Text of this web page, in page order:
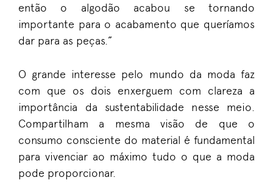
então o algodão acabou se tornando
importante para o acabamento que queríamos
dar para as peças.”
O grande interesse pelo mundo da moda faz
com que os dois enxerguem com clareza a
importância da sustentabilidade nesse meio.
Compartilham a mesma visão de que o
consumo consciente do material é fundamental
para vivenciar ao máximo tudo o que a moda
pode proporcionar.